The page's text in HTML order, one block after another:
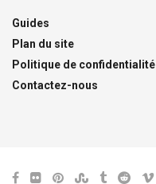
Guides
Plan du site
Politique de confidentialité
Contactez-nous